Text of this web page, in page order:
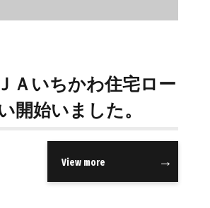
Ａいちかわ住宅ロー
開始いました。
View more